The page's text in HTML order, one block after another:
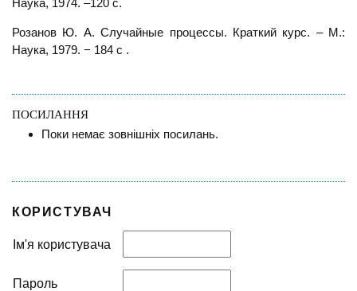
КОРИСТУВАЧ
Ім'я користувача
Пароль
Розанов Ю. А. Случайные процессы. Краткий курс. – М.:
Наука, 1979. − 184 с .
ПОСИЛАННЯ
Поки немає зовнішніх посилань.